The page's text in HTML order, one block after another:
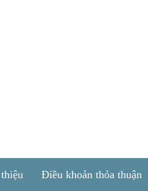
Điều khoản thỏa thuận